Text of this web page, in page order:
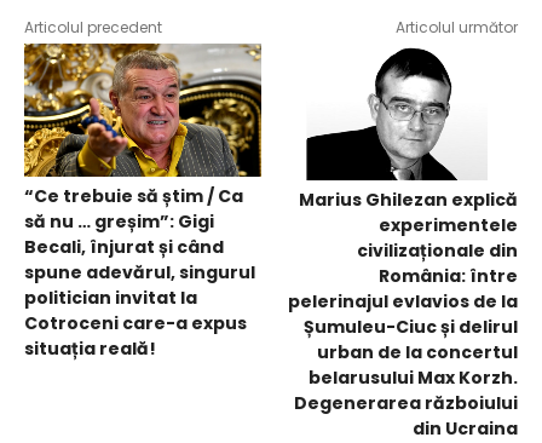
Articolul precedent
“Ce trebuie să știm / Ca
să nu … greșim”: Gigi
Becali, înjurat și când
spune adevărul, singurul
politician invitat la
Cotroceni care-a expus
situația reală!
Articolul următor
Marius Ghilezan explică
experimentele
civilizaționale din
România: între
pelerinajul evlavios de la
Șumuleu-Ciuc și delirul
urban de la concertul
belarusului Max Korzh.
Degenerarea războiului
din Ucraina